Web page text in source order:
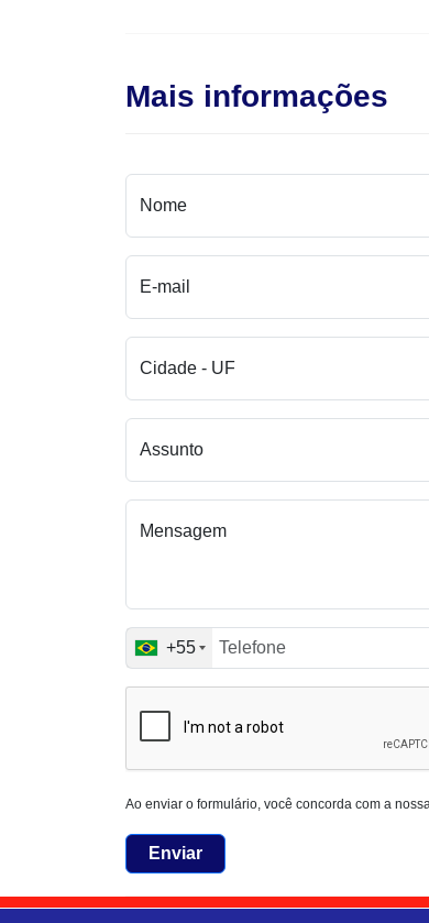
Mais informações
Nome
E-mail
Cidade - UF
Assunto
Mensagem
+55
Ao enviar o formulário, você concorda com a
Enviar